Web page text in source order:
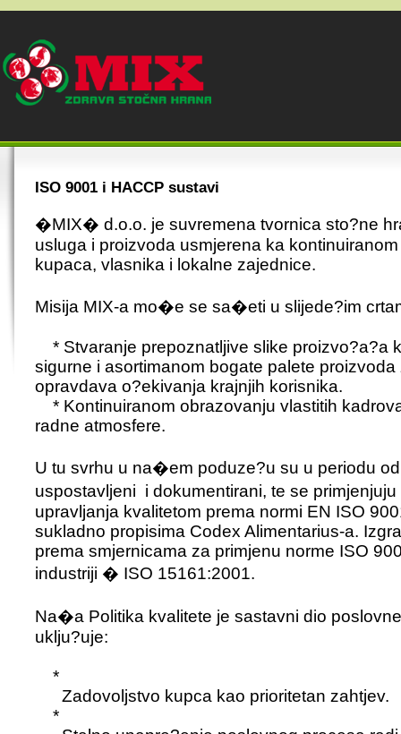
ISO 9001 i HACCP sustavi
�MIX� d.o.o. je suvremena tvornica sto?ne
usluga i proizvoda usmjerena ka
kupaca, vlasnika i lokalne zajednice.
Misija MIX-a mo�e se sa�eti u slijede?im
* Stvaranje prepoznatljive slike proizvo?a?a
sigurne i asortimanom bogate palete
opravdava o?ekivanja krajnjih korisnika.
* Kontinuiranom obrazovanju vlastitih
radne atmosfere.
U tu svrhu u na�em poduze?u su u periodu
uspostavljeni i dokumentirani, te se
upravljanja kvalitetom prema normi EN ISO
sukladno propisima Codex Alimentarius-a.
prema smjernicama za primjenu norme ISO
industriji � ISO 15161:2001.
Na�a Politika kvalitete je sastavni dio
uklju?uje:
*
Zadovoljstvo kupca kao prioritetan zahtjev.
*